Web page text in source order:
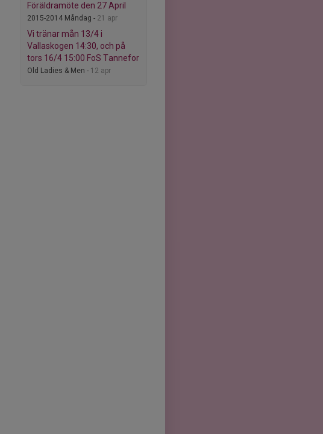
Föräldramöte den 27 April
2015-2014 Måndag - 21 apr
Vi tränar mån 13/4 i
Vallaskogen 14:30, och på
tors 16/4 15:00 FoS Tannefor
Old Ladies & Men - 12 apr